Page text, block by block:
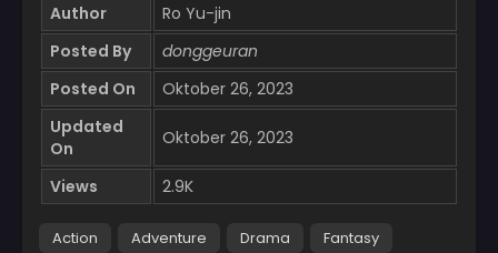
Author
Ro Yu-jin
Posted By
donggeuran
Posted On
Oktober 26, 2023
Updated
On
Oktober 26, 2023
Views 2.9K
Action Adventure Drama
Fantasy